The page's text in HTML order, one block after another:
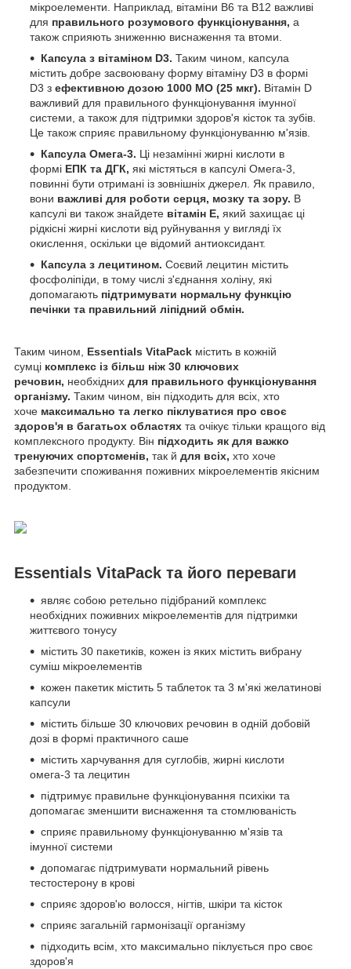
мікроелементи. Наприклад, вітаміни B6 та B12 важливі
для правильного розумового функціонування, а
також сприяють зниженню виснаження та втоми.
Капсула з вітаміном D3. Таким чином, капсула
містить добре засвоювану форму вітаміну D3 в формі
D3 з ефективною дозою 1000 МО (25 мкг). Вітамін D
важливий для правильного функціонування імунної
системи, а також для підтримки здоров'я кісток та зубів.
Це також сприяє правильному функціонуванню м'язів.
Капсула Омега-3. Ці незамінні жирні кислоти в
формі ЕПК та ДГК, які містяться в капсулі Омега-3,
повинні бути отримані із зовнішніх джерел. Як правило,
вони важливі для роботи серця, мозку та зору. В
капсулі ви також знайдете вітамін Е, який захищає ці
рідкісні жирні кислоти від руйнування у вигляді їх
окислення, оскільки це відомий антиоксидант.
Капсула з лецитином. Соєвий лецитин містить
фосфоліпіди, в тому числі з'єднання холіну, які
допомагають підтримувати нормальну функцію
печінки та правильний ліпідний обмін.
Таким чином, Essentials VitaPack містить в кожній
сумці комплекс із більш ніж 30 ключових
речовин, необхідних для правильного функціонування
організму. Таким чином, він підходить для всіх, хто
хоче максимально та легко піклуватися про своє
здоров'я в багатьох областях та очікує тільки кращого від
комплексного продукту. Він підходить як для важко
тренуючих спортсменів, так й для всіх, хто хоче
забезпечити споживання поживних мікроелементів якісним
продуктом.
Essentials VitaPack та його переваги
являє собою ретельно підібраний комплекс
необхідних поживних мікроелементів для підтримки
життєвого тонусу
містить 30 пакетиків, кожен із яких містить вибрану
суміш мікроелементів
кожен пакетик містить 5 таблеток та 3 м'які желатинові
капсули
містить більше 30 ключових речовин в одній добовій
дозі в формі практичного саше
містить харчування для суглобів, жирні кислоти
омега-3 та лецитин
підтримує правильне функціонування психіки та
допомагає зменшити виснаження та стомлюваність
сприяє правильному функціонуванню м'язів та
імунної системи
допомагає підтримувати нормальний рівень
тестостерону в крові
сприяє здоров'ю волосся, нігтів, шкіри та кісток
сприяє загальній гармонізації організму
підходить всім, хто максимально піклується про своє
здоров'я